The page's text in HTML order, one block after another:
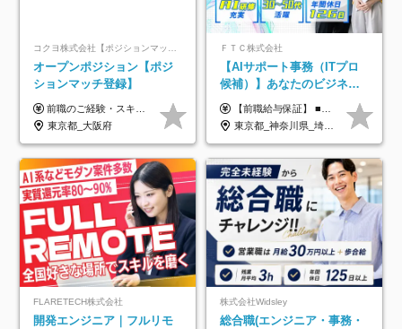
コクヨ株式会社【ポジションマッチ登録】
オープンポジション【ポジ
ションマッチ登録】
前職のご経験・スキル等を考慮して決定します。
東京都_大阪府
ＦＴＣ株式会社
【AIサポート事務（ITプロ
候補）】あなたのビジネス
経験をAI業界で活かす◆IT
未経験OK◆目指せるコンサ
ル
【前職給与保証】 ■未経験者： 月給30万円～35万円 ■ローキャリア（経験目安1年程度）： 月給35万円～40万円 ■経験者（経験目安3年以上）： 月給40万円～60万円 ■即戦力（経験目安5年以上）： 月給45万円～80万円 ※上記金額には固定残業代30時間分 【未経験者5万5000円～7万3000円、 ローキャリア6万4000円～7万3000円、 経験者5万8000円～10万9000円、 即戦力8万2000円～14万5000円】を含みます。 ※30時間を超える場合は追加で全額支給します。 ※経験・能力・前職給与などを総合的に評価したうえでご納得いただけるよう個別決定。 未経験者の場合、前職給与とポテンシャルを査定のうえ決定いたします。 ※日本国内でのIT業界経験、または同等の実務経験と能力に応じて決定します。 ※前職給与は日本円かつ、日本国内での実績に基づき評価します。 【納得の評価システム】 ★クォーター毎に査定する評価制度導入！ 明確な評価基準で翌年度年収を上げましょう！ ★評価対象期間に在籍中のほとんどの社員が昇給し 年収アップを実現しています！ ★様々なインセンティブ制度を用意し多角的に正当評価しています！ ※試用期間6カ月（期間中の待遇等に差異なし）
東京都_神奈川県_埼玉県_千葉県
FLARETECH株式会社
開発エンジニア｜フルリモ
株式会社Widsley
総合職(エンジニア・事務・